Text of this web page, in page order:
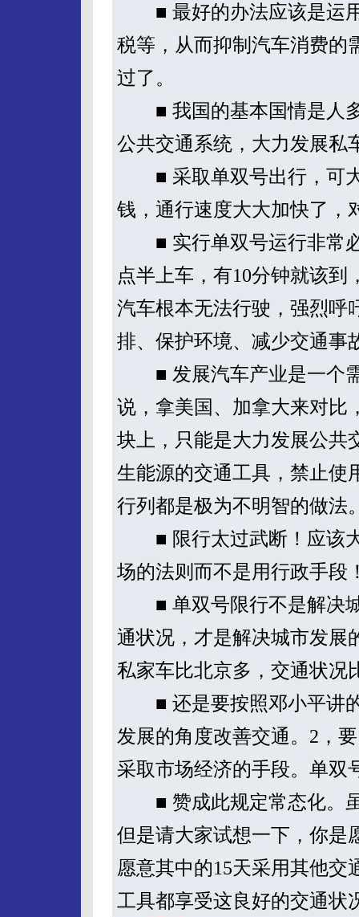
■ 最好的办法应该是运用
税等，从而抑制汽车消费的
过了。
■ 我国的基本国情是人多
公共交通系统，大力发展私
■ 采取单双号出行，可大
钱，通行速度大大加快了，
■ 实行单双号运行非常必
点半上车，有10分钟就该到
汽车根本无法行驶，强烈呼
排、保护环境、减少交通事
■ 发展汽车产业是一个需
说，拿美国、加拿大来对比
块上，只能是大力发展公共
生能源的交通工具，禁止使
行列都是极为不明智的做法
■ 限行太过武断！应该大
场的法则而不是用行政手段
■ 单双号限行不是解决城
通状况，才是解决城市发展
私家车比北京多，交通状况
■ 还是要按照邓小平讲的
发展的角度改善交通。2，
采取市场经济的手段。单双
■ 赞成此规定常态化。虽
但是请大家试想一下，你是
愿意其中的15天采用其他
工具都享受这良好的交通状